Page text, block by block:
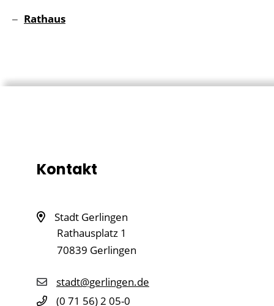
Rathaus
Kontakt
Stadt Gerlingen
Rathausplatz 1
70839 Gerlingen
stadt@gerlingen.de
(0 71 56) 2 05-0